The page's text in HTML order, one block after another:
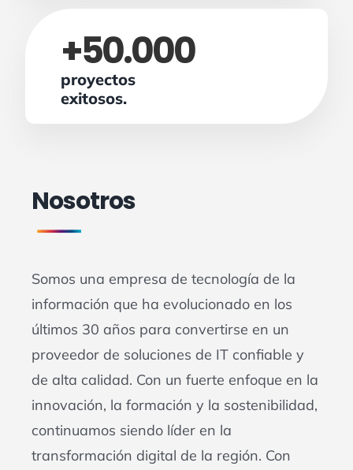
Nosotros
Somos una empresa de tecnología de la
información que ha evolucionado en los
últimos 30 años para convertirse en un
proveedor de soluciones de IT confiable y
de alta calidad. Con un fuerte enfoque en la
innovación, la formación y la sostenibilidad,
continuamos siendo líder en la
transformación digital de la región. Con
+50.000
proyectos
exitosos.